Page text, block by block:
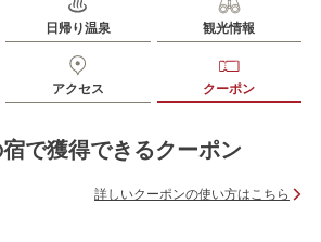
日帰り温泉 観光情報
アクセス クーポン
で獲得できるクーポン
詳しいクーポンの使い方はこちら